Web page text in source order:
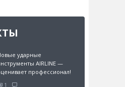
ударные
AIRLINE —
профессионал!
1